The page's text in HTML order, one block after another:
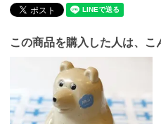
この商品を購入した人は、